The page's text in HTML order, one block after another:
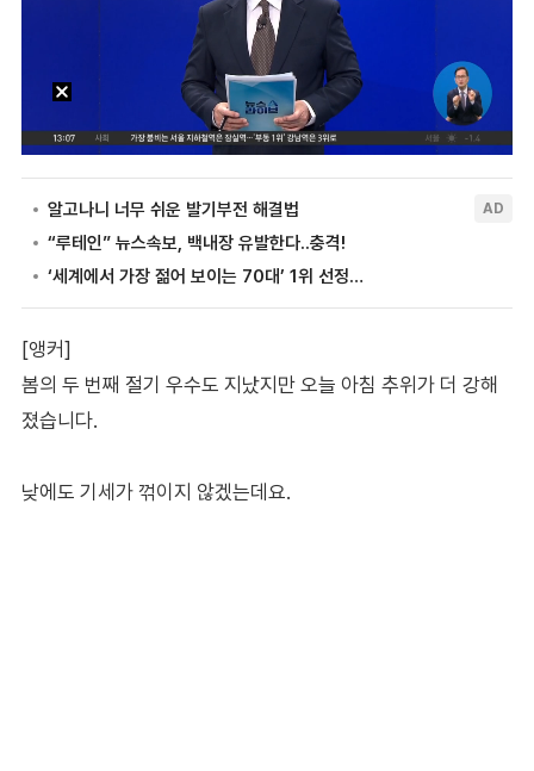
[앵커]
봄의 두 번째 절기 우수도 지났지만 오늘 아침 추위가 더 강해
졌습니다.
낮에도 기세가 꺾이지 않겠는데요.